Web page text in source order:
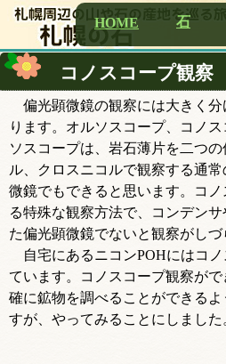
HOME 石
コノスコープ観察
偏光顕微鏡の観察には大きく分
ります。オルソスコープ、コノ
ソスコープは、岩石薄片を二つ
ル、クロスニコルで観察する通
微鏡でもできると思います。コ
る特殊な観察方法で、コンデン
た偏光顕微鏡でないと観察がしづ
自宅にあるニコンPOHにはコ
ています。コノスコープ観察が
確に鉱物を調べることができる
すが、やってみることにしました